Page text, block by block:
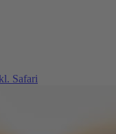
Safari